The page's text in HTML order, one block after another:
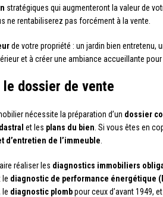
stratégiques qui augmenteront la valeur de
ne rentabiliserez pas forcément à la vente.
de votre propriété : un jardin bien
et à créer une ambiance accueillante
dossier de vente
nécessite la préparation d’un dossier
et les plans du bien . Si vous êtes en
d’entretien de l’immeuble
réaliser les diagnostics immobiliers
le diagnostic de performance énergétique
le diagnostic plombpour ceux d’avant 1949,